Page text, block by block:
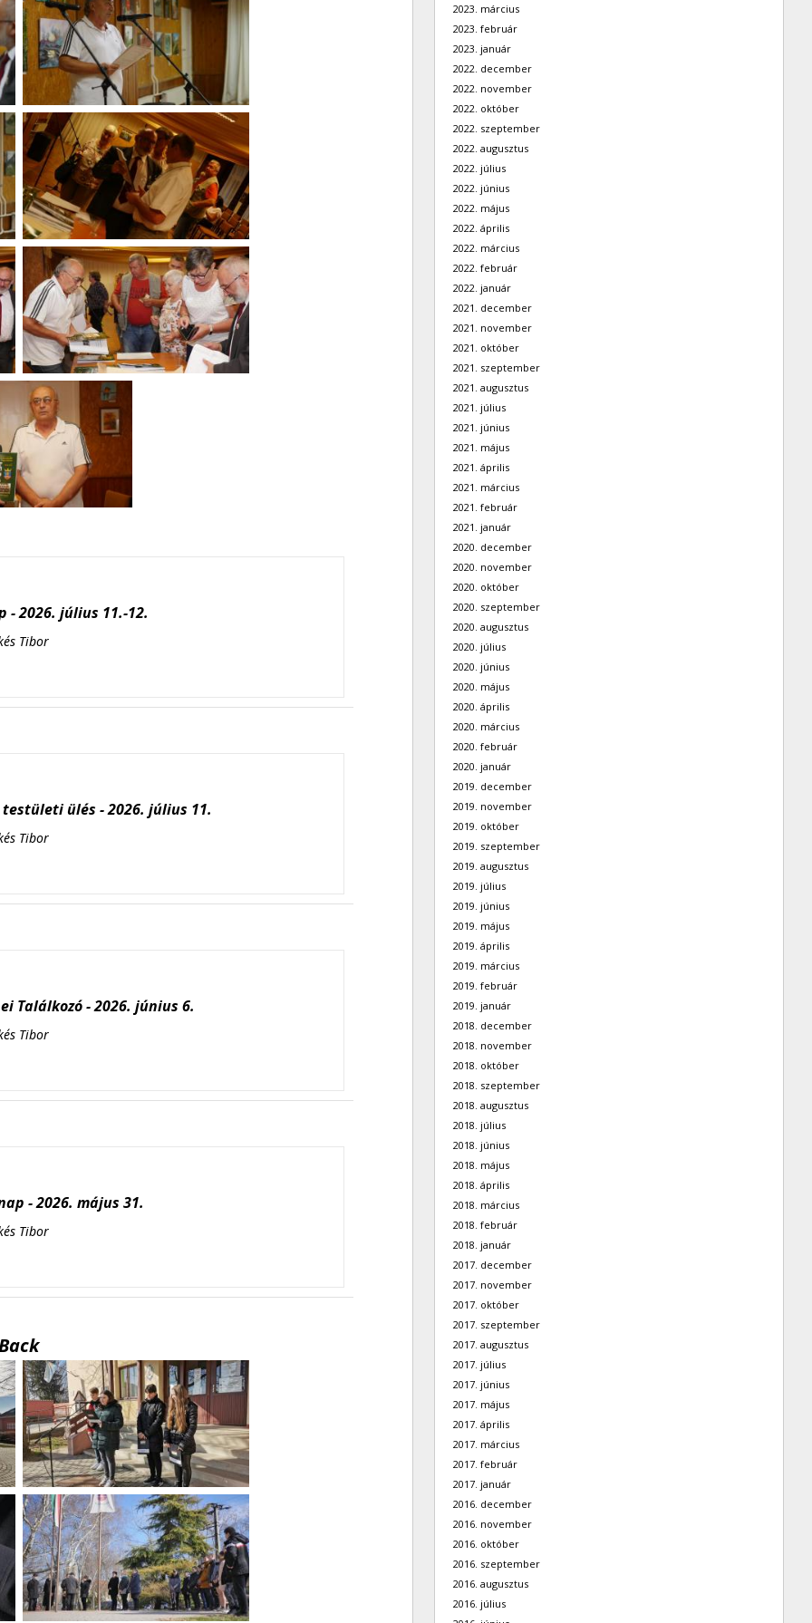
- 2026. július 11.-12.
Tibor
ülés - 2026. július 11.
Tibor
Találkozó - 2026. június 6.
Tibor
- 2026. május 31.
Tibor
2023. március
2023. február
2023. január
2022. december
2022. november
2022. október
2022. szeptember
2022. augusztus
2022. július
2022. június
2022. május
2022. április
2022. március
2022. február
2022. január
2021. december
2021. november
2021. október
2021. szeptember
2021. augusztus
2021. július
2021. június
2021. május
2021. április
2021. március
2021. február
2021. január
2020. december
2020. november
2020. október
2020. szeptember
2020. augusztus
2020. július
2020. június
2020. május
2020. április
2020. március
2020. február
2020. január
2019. december
2019. november
2019. október
2019. szeptember
2019. augusztus
2019. július
2019. június
2019. május
2019. április
2019. március
2019. február
2019. január
2018. december
2018. november
2018. október
2018. szeptember
2018. augusztus
2018. július
2018. június
2018. május
2018. április
2018. március
2018. február
2018. január
2017. december
2017. november
2017. október
2017. szeptember
2017. augusztus
2017. július
2017. június
2017. május
2017. április
2017. március
2017. február
2017. január
2016. december
2016. november
2016. október
2016. szeptember
2016. augusztus
2016. július